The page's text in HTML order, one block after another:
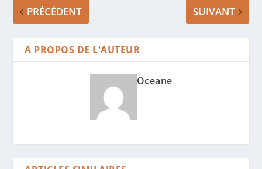
PRÉCÉDENT
SUIVANT
A PROPOS DE L'AUTEUR
Oceane